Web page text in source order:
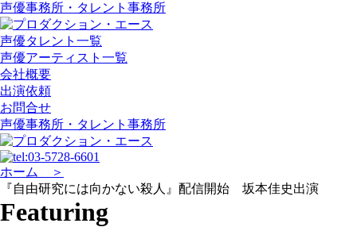
声優事務所・タレント事務所
声優タレント一覧
声優アーティスト一覧
会社概要
出演依頼
お問合せ
声優事務所・タレント事務所
ホーム ＞
『自由研究には向かない殺人』配信開始 坂本佳史出演
Featuring